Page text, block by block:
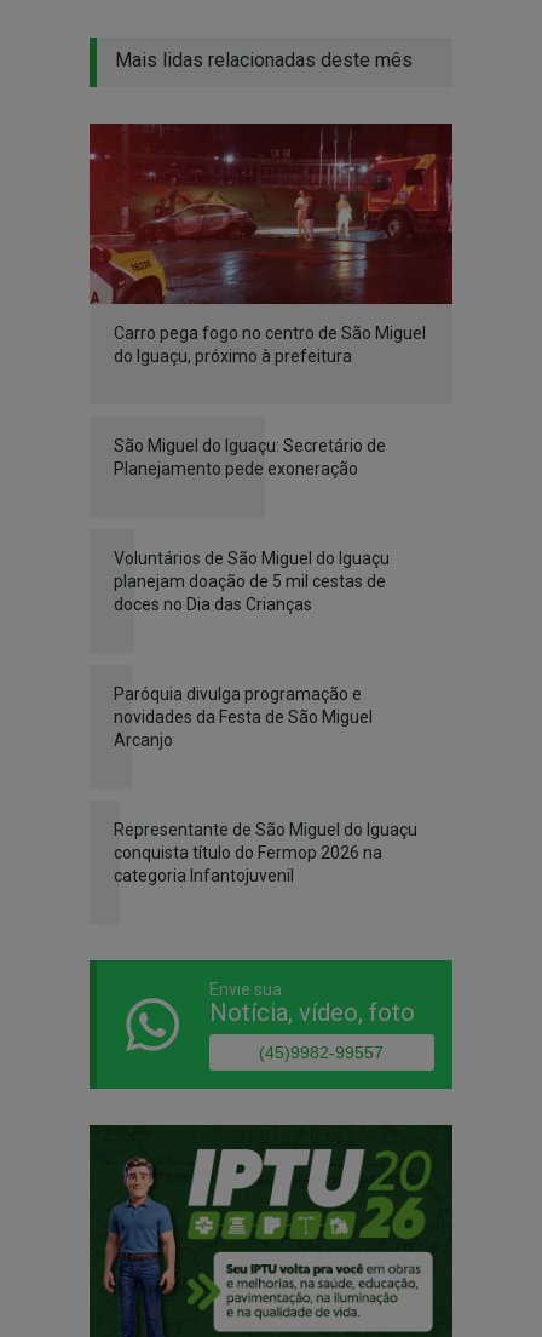
Mais lidas relacionadas deste mês
Carro pega fogo no centro de São Miguel
do Iguaçu, próximo à prefeitura
São Miguel do Iguaçu: Secretário de
Planejamento pede exoneração
Voluntários de São Miguel do Iguaçu
planejam doação de 5 mil cestas de
doces no Dia das Crianças
Paróquia divulga programação e
novidades da Festa de São Miguel
Arcanjo
Representante de São Miguel do Iguaçu
conquista título do Fermop 2026 na
categoria Infantojuvenil
Envie sua
Notícia, vídeo, foto
(45)9982-99557